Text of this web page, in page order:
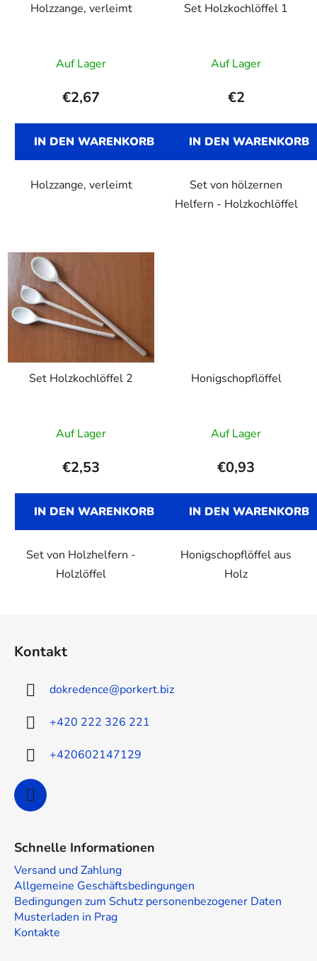
Holzzange, verleimt
Auf Lager
€2,67
IN DEN WARENKORB
Holzzange, verleimt
Set Holzkochlöffel 1
Auf Lager
€2
IN DEN WARENKORB
Set von hölzernen
Helfern - Holzkochlöffel
Set Holzkochlöffel 2
Auf Lager
€2,53
IN DEN WARENKORB
Set von Holzhelfern -
Holzlöffel
Honigschopflöffel
Auf Lager
€0,93
IN DEN WARENKORB
Honigschopflöffel aus
Holz
Kontakt
dokredence@porkert.biz
+420 222 326 221
+420602147129
Schnelle Informationen
Versand und Zahlung
Allgemeine Geschäftsbedingungen
Bedingungen zum Schutz personenbezogener Daten
Musterladen in Prag
Kontakte